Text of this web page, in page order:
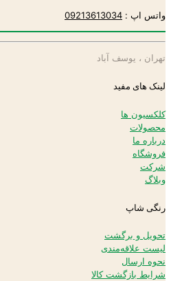
واتس اپ : 09213613034
تهران ، یوسف آباد
لینک های مفید
کلکسیون ها
محصولات
درباره ما
فروشگاه
شرکت
وبلاگ
رنگی شاپ
تحویل و برگشت
لیست علاقه‌مندی
نحوه ارسال
شرایط بازگشت کالا